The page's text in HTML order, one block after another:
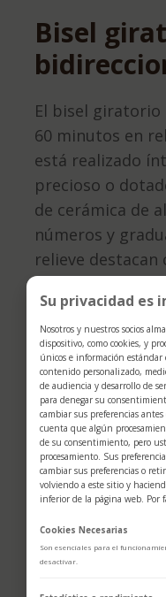
Bisel
El bisel
60 minutos en
está realizado
precioso o
de cerámica de
números y
relieve
mate pulido con
bisel funcional
por ejemplo, el
entre dos
componente
identidad visual
Su privacidad es
Nosotros y nuestros socios
dispositivo, como cookies, y
únicos e información
contenido personalizado,
de audiencia y desarrollo de
para denegar su
cambiar sus preferencias
cuenta que algún
de su consentimiento, pero
procesamiento. Sus
cambiar sus preferencias o
volviendo a este sitio y
inferior de la página web. Por
Cookies Necesarias
Son esenciales para el
desactivar.